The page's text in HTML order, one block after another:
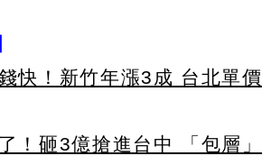
快！新竹年漲3成 台北單價
！砸3億搶進台中 「包層」